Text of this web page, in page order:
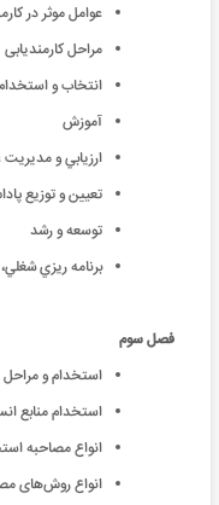
عوامل موثر در
مراحل کارمندیابی
انتخاب و
آموزش
ارزيابي و
تعيين و توزيع
توسعه و رشد
برنامه ريزي
فصل سوم
استخدام و
استخدام منابع
انواع مصاحبه
انواع روش‌های